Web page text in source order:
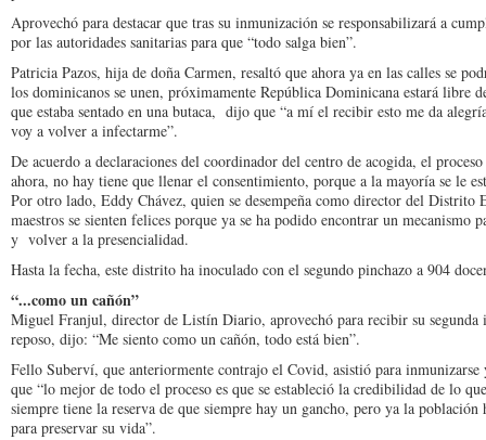
Aprovechó para destacar que tras su inmunización se responsabilizará a
por las autoridades sanitarias para que “todo salga bien”.
Patricia Pazos, hija de doña Carmen, resaltó que ahora ya en las calles se
los dominicanos se unen, próximamente República Dominicana estará libre
que estaba sentado en una butaca, dijo que “a mí el recibir esto me da
voy a volver a infectarme”.
De acuerdo a declaraciones del coordinador del centro de acogida, el
ahora, no hay tiene que llenar el consentimiento, porque a la mayoría se le
Por otro lado, Eddy Chávez, quien se desempeña como director del Distrito
maestros se sienten felices porque ya se ha podido encontrar un mecanismo
y volver a la presencialidad.
Hasta la fecha, este distrito ha inoculado con el segundo pinchazo a 904
“...como un cañón”
Miguel Franjul, director de Listín Diario, aprovechó para recibir su segunda
reposo, dijo: “Me siento como un cañón, todo está bien”.
Fello Suberví, que anteriormente contrajo el Covid, asistió para
que “lo mejor de todo el proceso es que se estableció la credibilidad de lo
siempre tiene la reserva de que siempre hay un gancho, pero ya la
para preservar su vida”.